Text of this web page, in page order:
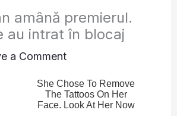
amână premierul.
au intrat în blocaj
a Comment